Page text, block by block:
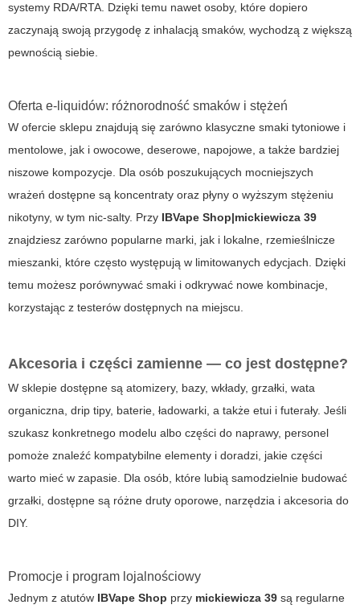
systemy RDA/RTA. Dzięki temu nawet osoby, które dopiero
zaczynają swoją przygodę z inhalacją smaków, wychodzą z większą
pewnością siebie.
Oferta e-liquidów: różnorodność smaków i stężeń
W ofercie sklepu znajdują się zarówno klasyczne smaki tytoniowe i
mentolowe, jak i owocowe, deserowe, napojowe, a także bardziej
niszowe kompozycje. Dla osób poszukujących mocniejszych
wrażeń dostępne są koncentraty oraz płyny o wyższym stężeniu
nikotyny, w tym nic-salty. Przy IBVape Shop|mickiewicza 39
znajdziesz zarówno popularne marki, jak i lokalne, rzemieślnicze
mieszanki, które często występują w limitowanych edycjach. Dzięki
temu możesz porównywać smaki i odkrywać nowe kombinacje,
korzystając z testerów dostępnych na miejscu.
Akcesoria i części zamienne — co jest dostępne?
W sklepie dostępne są atomizery, bazy, wkłady, grzałki, wata
organiczna, drip tipy, baterie, ładowarki, a także etui i futerały. Jeśli
szukasz konkretnego modelu albo części do naprawy, personel
pomoże znaleźć kompatybilne elementy i doradzi, jakie części
warto mieć w zapasie. Dla osób, które lubią samodzielnie budować
grzałki, dostępne są różne druty oporowe, narzędzia i akcesoria do
DIY.
Promocje i program lojalnościowy
Jednym z atutów IBVape Shop przy mickiewicza 39 są regularne